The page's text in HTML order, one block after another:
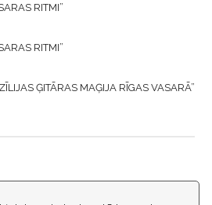
RITMI”
RITMI”
ĢITĀRAS MAĢIJA RĪGAS VASARĀ”